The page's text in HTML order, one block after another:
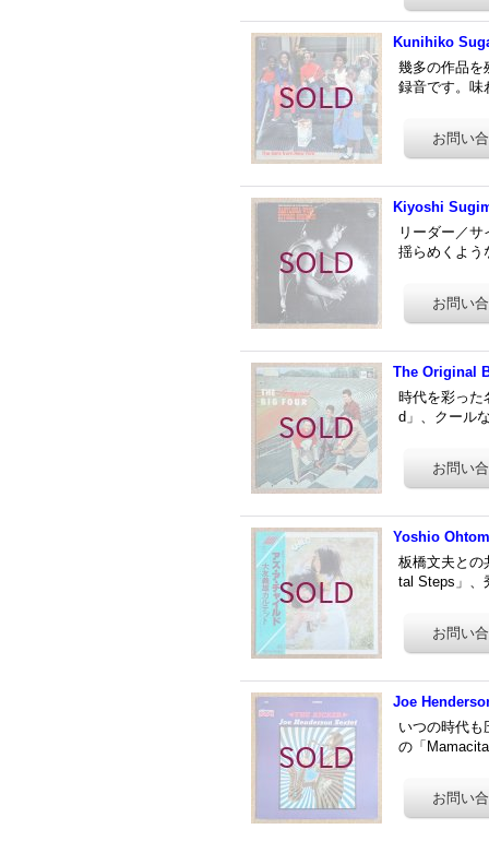
Kunihiko
幾多の作品を
録音です。味
Kiyoshi
リーダー／
揺らめくよう
The Original
時代を彩った
d」、クール
Yoshio
板橋文夫との
tal Steps」、
Joe
いつの時代も
の「